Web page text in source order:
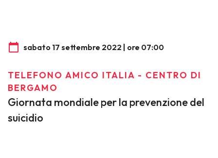
sabato 17 settembre 2022 | ore 07:00
TELEFONO AMICO ITALIA - CENTRO DI
BERGAMO
Giornata mondiale per la prevenzione del
suicidio